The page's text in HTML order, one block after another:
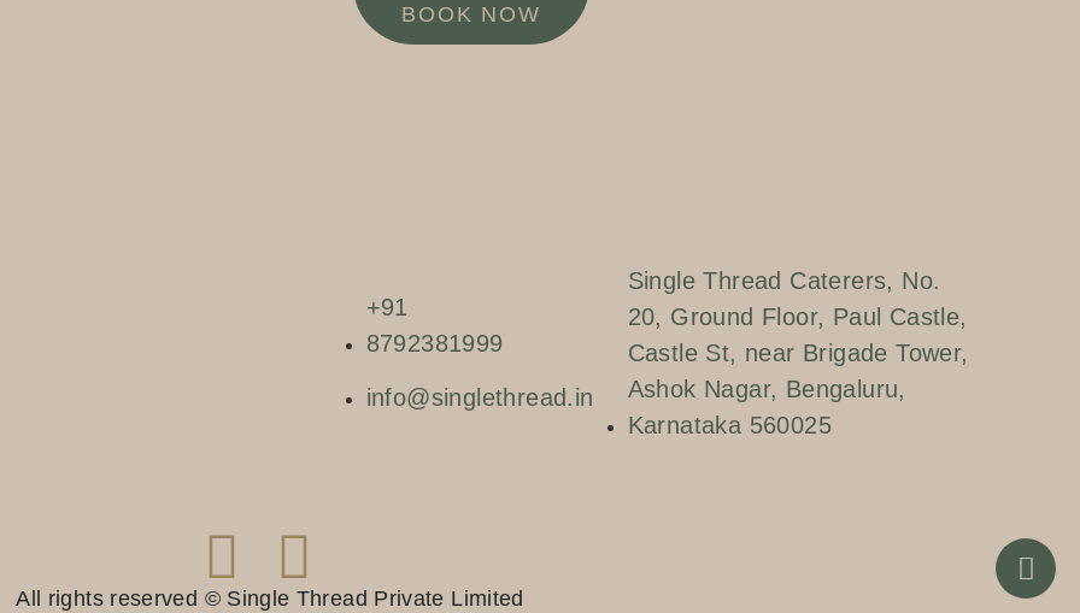
BOOK NOW
+91
8792381999
info@singlethread.in
Single Thread Caterers, No.
20, Ground Floor, Paul Castle,
Castle St, near Brigade Tower,
Ashok Nagar, Bengaluru,
Karnataka 560025
All rights reserved © Single Thread Private Limited